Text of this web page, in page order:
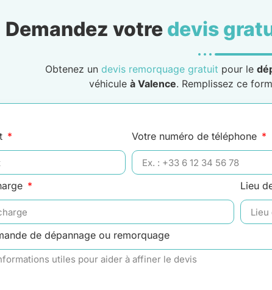
Demandez votre devis
Obtenez un devis remorquage gratuit pour le
véhicule à Valence. Remplissez ce
Votre numéro de téléphone
Lieu
de dépannage ou remorquage